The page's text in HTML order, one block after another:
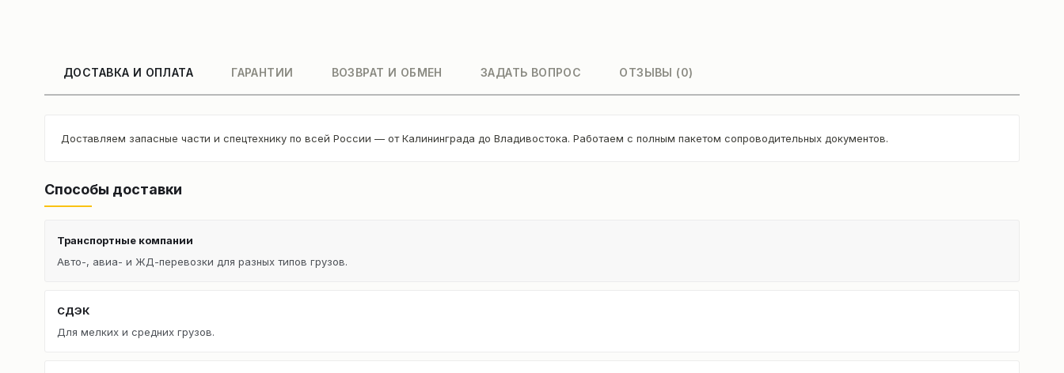
ДОСТАВКА И ОПЛАТА ГАРАНТИИ ВОЗВРАТ И ОБМЕН ЗАДАТЬ ВОПРОС ОТЗЫВЫ (0)
Доставляем запасные части и спецтехнику по всей России — от Калининграда до Владивостока. Работаем с полным пакетом сопроводительных документов.
Способы доставки
Транспортные компании
Авто-, авиа- и ЖД-перевозки для разных типов грузов.
СДЭК
Для мелких и средних грузов.